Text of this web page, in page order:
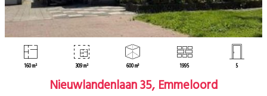
160 m² 309 m² 600 m³ 1995 5
Nieuwlandenlaan 35, Emmeloord